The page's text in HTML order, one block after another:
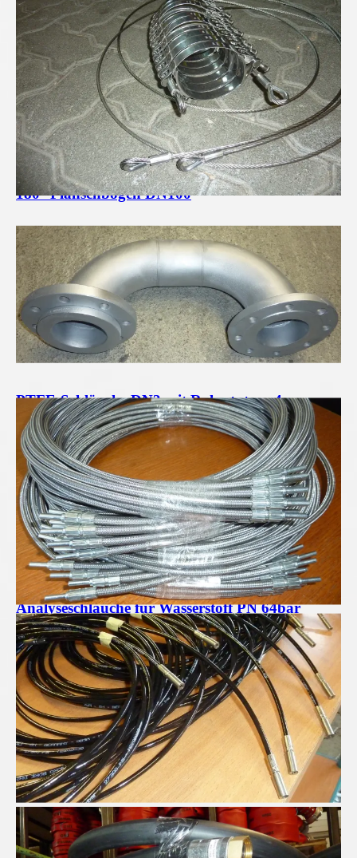
180° Flanschbogen DN100
PTFE-Schläuche DN3 mit Rohrstutzen 4mm
Analyseschläuche für Wasserstoff PN 64bar
Pressluftschläuche für Profis